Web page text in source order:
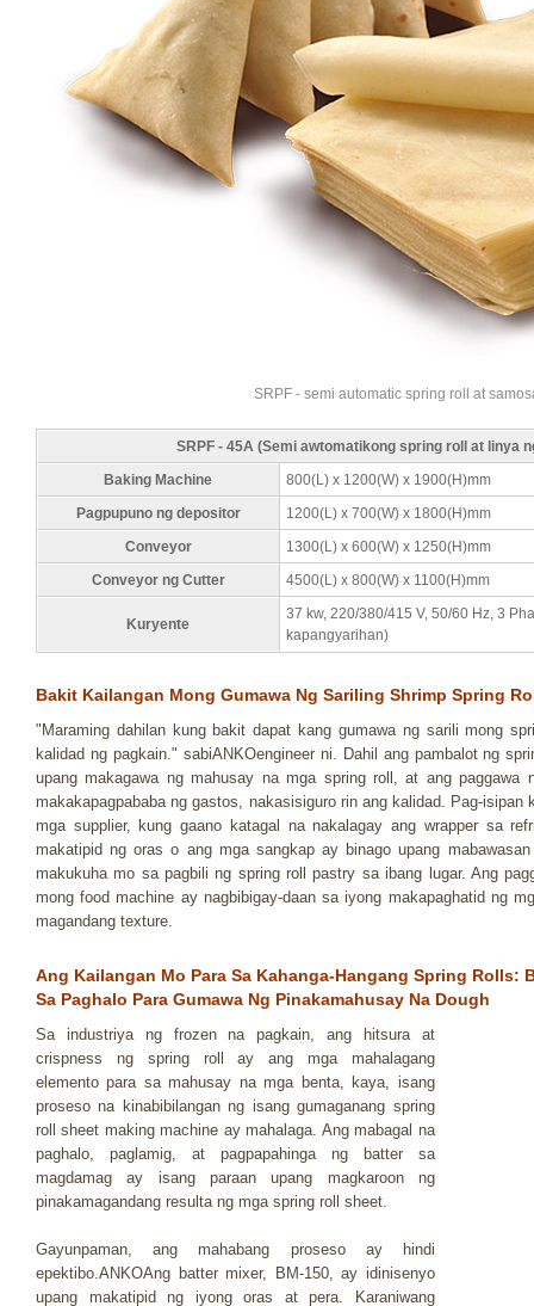
SRPF - semi automatic spring roll at
SRPF - 45A (Semi awtomatikong spring roll at linya
Baking Machine
800(L) x 1200(W) x 1900(H)mm
Pagpupuno ng depositor
1200(L) x 700(W) x 1800(H)mm
Conveyor
1300(L) x 600(W) x 1250(H)mm
Conveyor ng Cutter
4500(L) x 800(W) x 1100(H)mm
Kuryente
37 kw, 220/380/415 V, 50/60 Hz, 3
kapangyarihan)
Bakit Kailangan Mong Gumawa Ng Sariling Shrimp Spring
"Maraming dahilan kung bakit dapat kang gumawa ng sarili mong
kalidad ng pagkain." sabiANKOengineer ni. Dahil ang pambalot ng
upang makagawa ng mahusay na mga spring roll, at ang
makakapagpababa ng gastos, nakasisiguro rin ang kalidad. Pag-
mga supplier, kung gaano katagal na nakalagay ang wrapper sa
makatipid ng oras o ang mga sangkap ay binago upang
makukuha mo sa pagbili ng spring roll pastry sa ibang lugar. Ang
mong food machine ay nagbibigay-daan sa iyong makapaghatid ng
magandang texture.
Ang Kailangan Mo Para Sa Kahanga-Hangang Spring Rolls:
Sa Paghalo Para Gumawa Ng Pinakamahusay Na Dough
Sa industriya ng frozen na pagkain, ang hitsura at
crispness ng spring roll ay ang mga mahalagang
elemento para sa mahusay na mga benta, kaya, isang
proseso na kinabibilangan ng isang gumaganang spring
roll sheet making machine ay mahalaga. Ang mabagal na
paghalo, paglamig, at pagpapahinga ng batter sa
magdamag ay isang paraan upang magkaroon ng
pinakamagandang resulta ng mga spring roll sheet.
Gayunpaman, ang mahabang proseso ay hindi
epektibo.ANKOAng batter mixer, BM-150, ay idinisenyo
upang makatipid ng iyong oras at pera. Karaniwang